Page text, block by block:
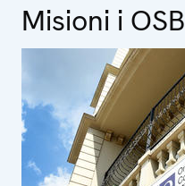
Misioni i